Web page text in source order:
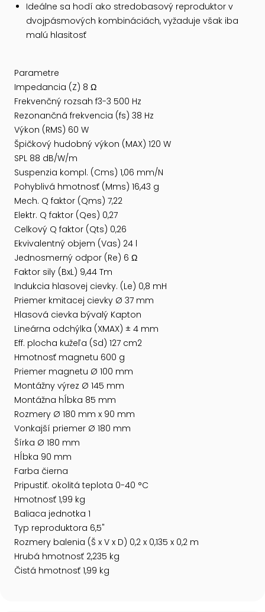
Ideálne sa hodí ako stredobasový reproduktor v
dvojpásmových kombináciách, vyžaduje však iba
malú hlasitosť
Parametre
Impedancia (Z) 8 Ω
Frekvenčný rozsah f3-3 500 Hz
Rezonančná frekvencia (fs) 38 Hz
Výkon (RMS) 60 W
Špičkový hudobný výkon (MAX) 120 W
SPL 88 dB/W/m
Suspenzia kompl. (Cms) 1,06 mm/N
Pohyblivá hmotnosť (Mms) 16,43 g
Mech. Q faktor (Qms) 7,22
Elektr. Q faktor (Qes) 0,27
Celkový Q faktor (Qts) 0,26
Ekvivalentný objem (Vas) 24 l
Jednosmerný odpor (Re) 6 Ω
Faktor sily (BxL) 9,44 Tm
Indukcia hlasovej cievky. (Le) 0,8 mH
Priemer kmitacej cievky Ø 37 mm
Hlasová cievka bývalý Kapton
Lineárna odchýlka (XMAX) ± 4 mm
Eff. plocha kužeľa (Sd) 127 cm2
Hmotnosť magnetu 600 g
Priemer magnetu Ø 100 mm
Montážny výrez Ø 145 mm
Montážna hĺbka 85 mm
Rozmery Ø 180 mm x 90 mm
Vonkajší priemer Ø 180 mm
Šírka Ø 180 mm
Hĺbka 90 mm
Farba čierna
Pripustiť. okolitá teplota 0-40 °C
Hmotnosť 1,99 kg
Baliaca jednotka 1
Typ reproduktora 6,5"
Rozmery balenia (Š x V x D) 0,2 x 0,135 x 0,2 m
Hrubá hmotnosť 2,235 kg
Čistá hmotnosť 1,99 kg